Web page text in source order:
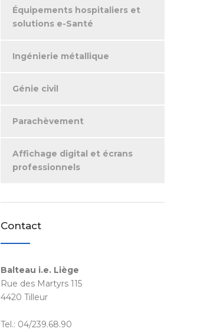
Équipements hospitaliers et
solutions e-Santé
Ingénierie métallique
Génie civil
Parachèvement
Affichage digital et écrans
professionnels
Contact
Balteau i.e. Liège
Rue des Martyrs 115
4420 Tilleur
Tel.: 04/239.68.90